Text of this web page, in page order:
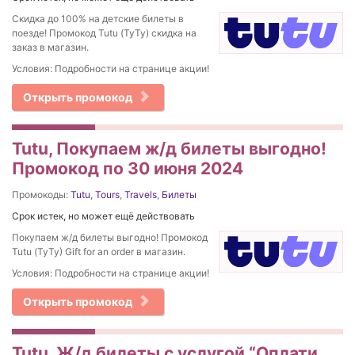
Скидка до 100% на детские билеты в
поезде! Промокод Tutu (ТуТу) скидка на
заказ в магазин.
Условия: Подробности на странице акции!
Открыть промокод
Tutu, Покупаем ж/д билеты выгодно!
Промокод по 30 июня 2024
Промокоды: Tutu Tours Travels Билеты
Срок истек, но может ещё действовать
Покупаем ж/д билеты выгодно! Промокод
Tutu (ТуТу) Gift for an order в магазин.
Условия: Подробности на странице акции!
Открыть промокод